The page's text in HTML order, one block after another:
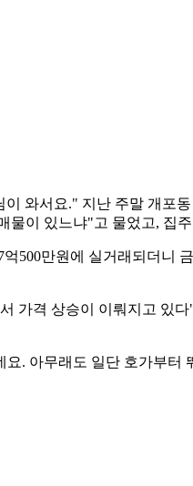
와서요." 지난 주말 개포
이 있느냐"고 물었고, 집
500만원에 실거래되더니
가격 상승이 이뤄지고 있
. 아무래도 일단 호가부